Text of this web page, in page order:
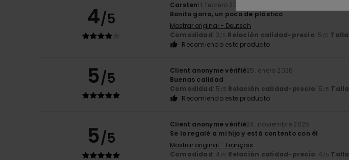
4/5
Carsten11. febrero 2026
Bonito gorro, un poco de plástico
Mostrar original - Deutsch
Comodidad: 3 /5 Relación calidad-precio: 5 /5 Talla
Recomiendo este producto
5/5 Client anonyme vérifié25. enero 2026
Buenas calidad
Comodidad: 5 /5 Relación calidad-precio: 5 /5 Talla
Recomiendo este producto
5/5
Client anonyme vérifié24. noviembre 2025
Se lo regalé a mi hijo y está contento con él
Mostrar original - Français
Comodidad: 4 /5 Relación calidad-precio: 4 /5 Talla